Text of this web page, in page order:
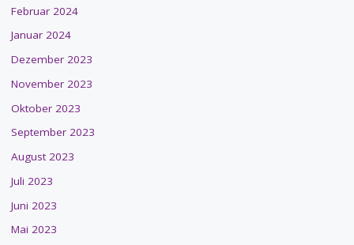
Februar 2024
Januar 2024
Dezember 2023
November 2023
Oktober 2023
September 2023
August 2023
Juli 2023
Juni 2023
Mai 2023